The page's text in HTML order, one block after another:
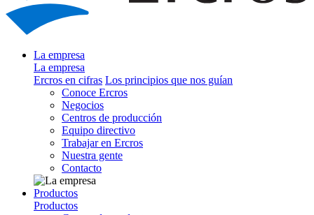
La empresa
La empresa
Ercros en cifras Los principios que nos guían
Conoce Ercros
Negocios
Centros de producción
Equipo directivo
Trabajar en Ercros
Nuestra gente
Contacto
Productos
Productos